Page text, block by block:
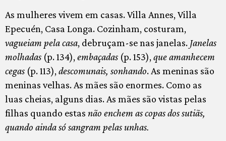
As mulheres vivem em casas. Villa Annes, Villa
Epecuén, Casa Longa. Cozinham, costuram,
vagueiam pela casa, debruçam-se nas janelas. Janelas
molhadas (p. 134), embaçadas (p. 153), que amanhecem
cegas (p. 113), descomunais, sonhando. As meninas são
meninas velhas. As mães são enormes. Como as
luas cheias, alguns dias. As mães são vistas pelas
filhas quando estas não enchem as copas dos sutiãs,
quando ainda só sangram pelas unhas.